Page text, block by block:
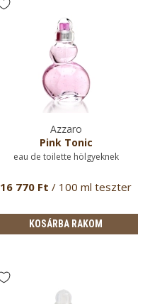
Azzaro
Pink Tonic
eau de toilette hölgyeknek
16 770 Ft / 100 ml teszter
KOSÁRBA RAKOM